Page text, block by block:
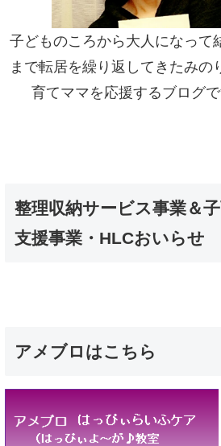
子どものころから大人になって
まで転居を繰り返してきたみの
育てママを応援するブログで
整理収納サービス事業＆
支援事業・HLCおいらせ
アメブロはこちら